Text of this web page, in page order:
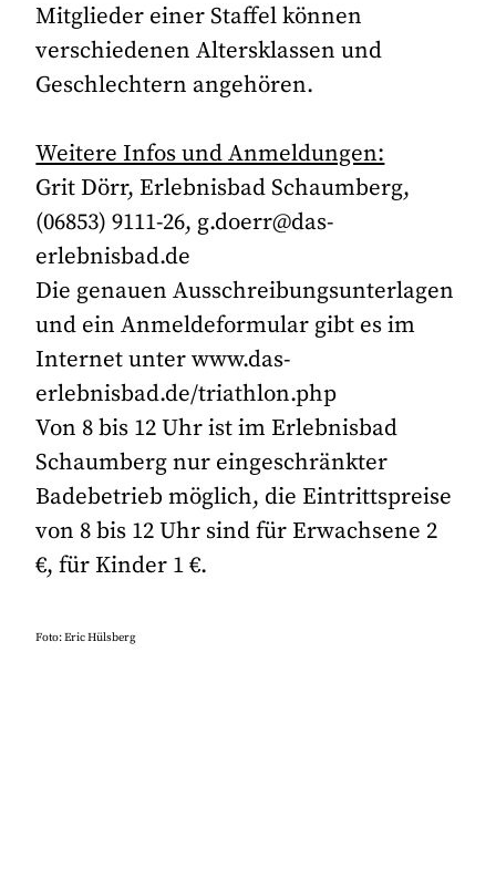
Mitglieder einer Staffel können
verschiedenen Altersklassen und
Geschlechtern angehören.
Weitere Infos und Anmeldungen:
Grit Dörr, Erlebnisbad Schaumberg,
(06853) 9111-26, g.doerr@das-
erlebnisbad.de
Die genauen Ausschreibungsunterlagen
und ein Anmeldeformular gibt es im
Internet unter www.das-
erlebnisbad.de/triathlon.php
Von 8 bis 12 Uhr ist im Erlebnisbad
Schaumberg nur eingeschränkter
Badebetrieb möglich, die Eintrittspreise
von 8 bis 12 Uhr sind für Erwachsene 2
€, für Kinder 1 €.
Foto: Eric Hülsberg